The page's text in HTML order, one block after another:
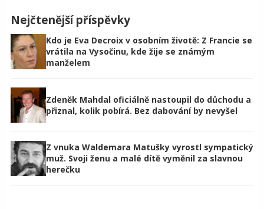
Nejčtenější příspěvky
Kdo je Eva Decroix v osobním životě: Z Francie se
vrátila na Vysočinu, kde žije se známým
manželem
Zdeněk Mahdal oficiálně nastoupil do důchodu a
přiznal, kolik pobírá. Bez dabování by nevyšel
Z vnuka Waldemara Matušky vyrostl sympatický
muž. Svoji ženu a malé dítě vyměnil za slavnou
herečku